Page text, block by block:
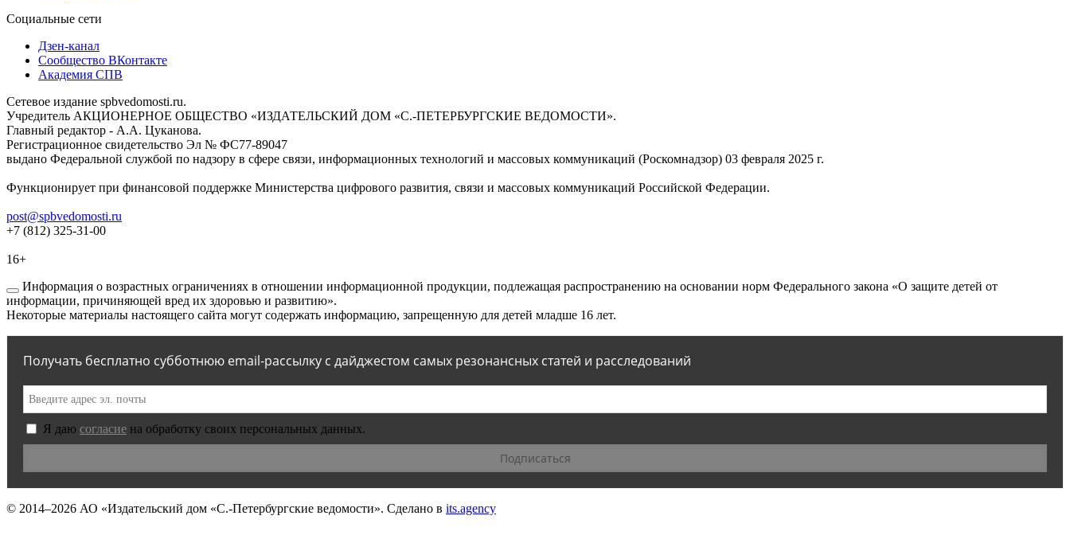
Социальные сети
Дзен-канал
Сообщество ВКонтакте
Академия СПВ
Сетевое издание spbvedomosti.ru.
Учредитель АКЦИОНЕРНОЕ ОБЩЕСТВО «ИЗДАТЕЛЬСКИЙ ДОМ «С.-ПЕТЕРБУРГСКИЕ ВЕДОМОСТИ».
Главный редактор - А.А. Цуканова.
Регистрационное свидетельство Эл № ФС77-89047
выдано Федеральной службой по надзору в сфере связи, информационных технологий и массовых коммуникаций (Роскомнадзор) 03 февраля 2025 г.
Функционирует при финансовой поддержке Министерства цифрового развития, связи и массовых коммуникаций Российской Федерации.
post@spbvedomosti.ru
+7 (812) 325-31-00
16+
Информация о возрастных ограничениях в отношении информационной продукции, подлежащая распространению на основании норм Федерального закона «О защите детей от
информации, причиняющей вред их здоровью и развитию».
Некоторые материалы настоящего сайта могут содержать информацию, запрещенную для детей младше 16 лет.
Получать бесплатно субботнюю email-рассылку с дайджестом самых резонансных статей и расследований
Я даю согласие на обработку своих персональных данных.
© 2014–2026 АО «Издательский дом «С.-Петербургские ведомости». Сделано в its.agency